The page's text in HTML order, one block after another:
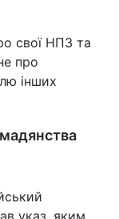
свої НПЗ та
про
інших
указ, яким